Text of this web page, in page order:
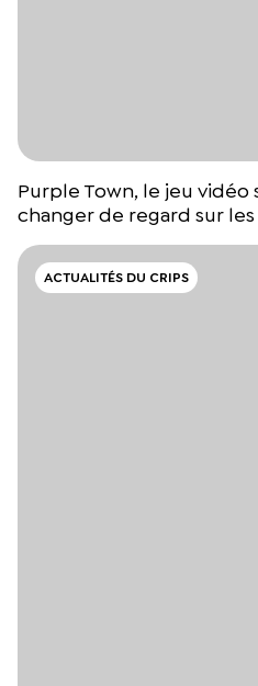
Purple Town, le jeu
changer de regard sur
ACTUALITÉS DU CRIPS